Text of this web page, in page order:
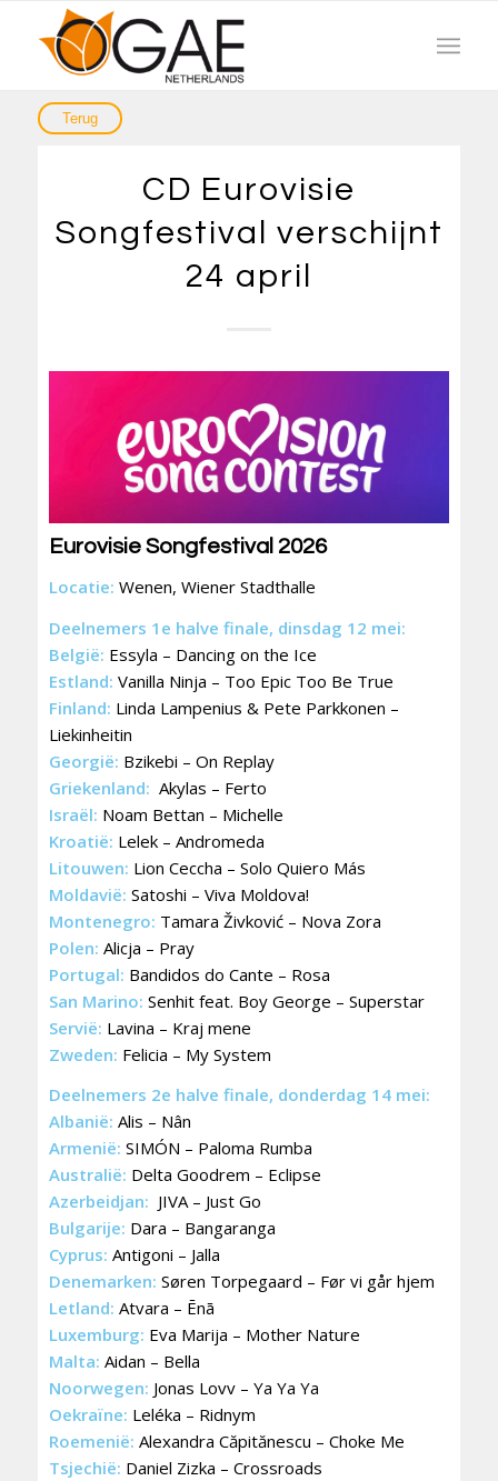
CD Eurovisie
Songfestival verschijnt
24 april
Eurovisie Songfestival 2026
Locatie: Wenen, Wiener Stadthalle
Deelnemers 1e halve finale, dinsdag 12 mei:
België: Essyla – Dancing on the Ice
Estland: Vanilla Ninja – Too Epic Too Be True
Finland: Linda Lampenius & Pete Parkkonen –
Liekinheitin
Georgië: Bzikebi – On Replay
Griekenland: Akylas – Ferto
Israël: Noam Bettan – Michelle
Kroatië: Lelek – Andromeda
Litouwen: Lion Ceccha – Solo Quiero Más
Moldavië: Satoshi – Viva Moldova!
Montenegro: Tamara Živković – Nova Zora
Polen: Alicja – Pray
Portugal: Bandidos do Cante – Rosa
San Marino: Senhit feat. Boy George – Superstar
Servië: Lavina – Kraj mene
Zweden: Felicia – My System
Deelnemers 2e halve finale, donderdag 14 mei:
Albanië: Alis – Nân
Armenië: SIMÓN – Paloma Rumba
Australië: Delta Goodrem – Eclipse
Azerbeidjan: JIVA – Just Go
Bulgarije: Dara – Bangaranga
Cyprus: Antigoni – Jalla
Denemarken: Søren Torpegaard – Før vi går hjem
Letland: Atvara – Ēnā
Luxemburg: Eva Marija – Mother Nature
Malta: Aidan – Bella
Noorwegen: Jonas Lovv – Ya Ya Ya
Oekraïne: Leléka – Ridnym
Roemenië: Alexandra Căpitănescu – Choke Me
Tsjechië: Daniel Zizka – Crossroads